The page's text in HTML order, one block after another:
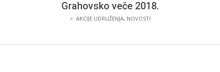
PRIJATELJA
Grahovsko veče 2018.
> AKCIJE UDRUŽENJA, NOVOSTI